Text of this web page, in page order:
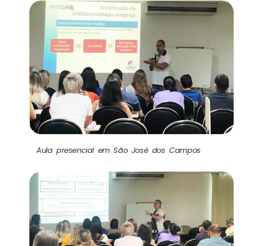
Aula presencial em São José dos Campos